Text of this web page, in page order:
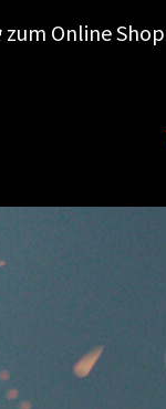
zum Online Shop